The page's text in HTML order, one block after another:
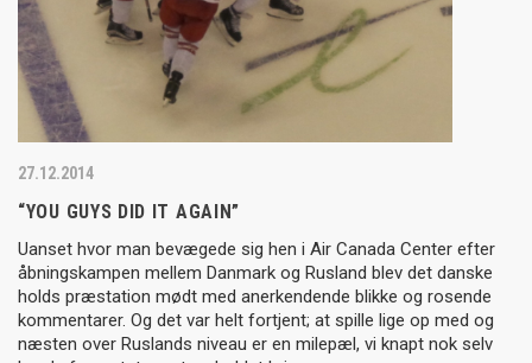
27.12.2014
“YOU GUYS DID IT AGAIN”
Uanset hvor man bevægede sig hen i Air Canada Center efter
åbningskampen mellem Danmark og Rusland blev det danske
holds præstation mødt med anerkendende blikke og rosende
kommentarer. Og det var helt fortjent; at spille lige op med og
næsten over Ruslands niveau er en milepæl, vi knapt nok selv